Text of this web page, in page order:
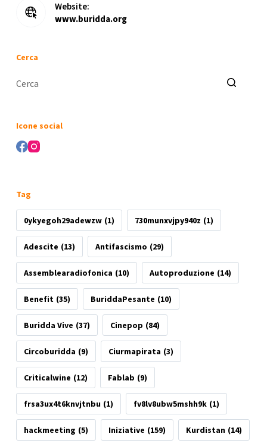
Website:
www.buridda.org
Cerca
Icone social
Tag
0ykyegoh29adewzw (1) 730munxvjpy940z (1)
Adescite (13) Antifascismo (29)
Assemblearadiofonica (10) Autoproduzione (14)
Benefit (35) BuriddaPesante (10)
Buridda Vive (37) Cinepop (84)
Circoburidda (9) Ciurmapirata (3)
Criticalwine (12) Fablab (9)
frsa3ux4t6knvjtnbu (1) fv8lv8ubw5mshh9k (1)
hackmeeting (5) Iniziative (159) Kurdistan (14)